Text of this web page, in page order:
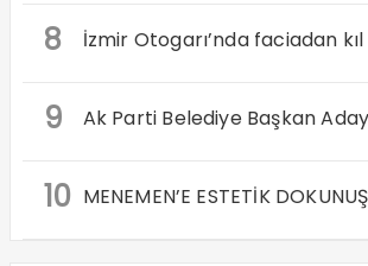
8 İzmir Otogarı’nda faciadan kıl
9 Ak Parti Belediye Başkan
10 MENEMEN’E ESTETİK